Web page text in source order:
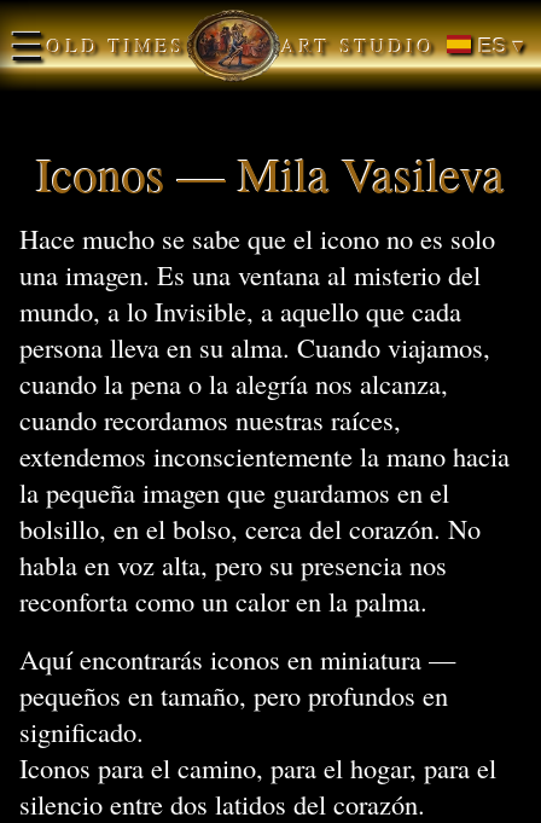
☰OLD TIMES ART STUDIO ES ▾
Iconos — Mila Vasileva
Hace mucho se sabe que el icono no es solo
una imagen. Es una ventana al misterio del
mundo, a lo Invisible, a aquello que cada
persona lleva en su alma. Cuando viajamos,
cuando la pena o la alegría nos alcanza,
cuando recordamos nuestras raíces,
extendemos inconscientemente la mano hacia
la pequeña imagen que guardamos en el
bolsillo, en el bolso, cerca del corazón. No
habla en voz alta, pero su presencia nos
reconforta como un calor en la palma.
Aquí encontrarás iconos en miniatura —
pequeños en tamaño, pero profundos en
significado.
Iconos para el camino, para el hogar, para el
silencio entre dos latidos del corazón.